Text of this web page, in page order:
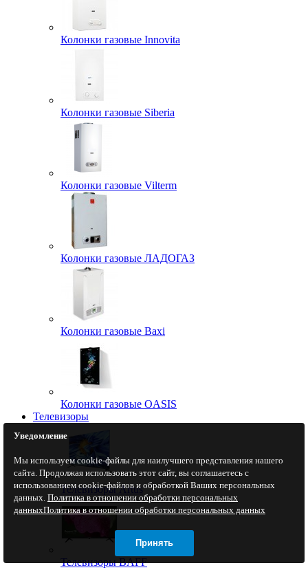
Колонки газовые Innovita
Колонки газовые Siberia
Колонки газовые Vilterm
Колонки газовые ЛАДОГАЗ
Колонки газовые Baxi
Колонки газовые OASIS
Телевизоры
Телевизоры Artus
Телевизоры BAFF
Уведомление
Мы используем cookie-файлы для наилучшего представления нашего
сайта. Продолжая использовать этот сайт, вы соглашаетесь с
использованием cookie-файлов и обработкой Ваших персональных
данных. Политика в отношении обработки персональных
данныхПолитика в отношении обработки персональных данных
Принять